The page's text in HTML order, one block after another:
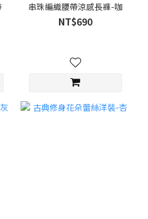
串珠編織腰帶涼感長褲-咖
NT$690